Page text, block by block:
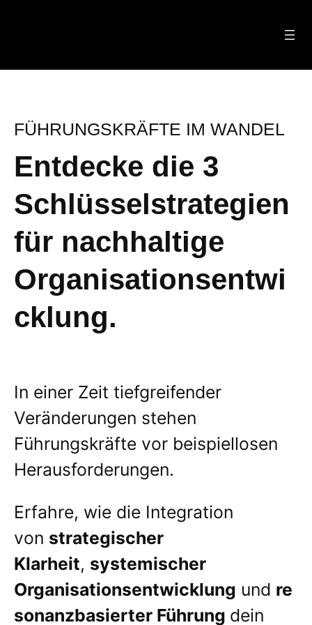
FÜHRUNGSKRÄFTE IM WANDEL
Entdecke die 3
Schlüsselstrategien
für nachhaltige
Organisationsentwi
cklung.
In einer Zeit tiefgreifender
Veränderungen stehen
Führungskräfte vor beispiellosen
Herausforderungen.
Erfahre, wie die Integration
von strategischer
Klarheit, systemischer
Organisationsentwicklung und re
sonanzbasierter Führung dein